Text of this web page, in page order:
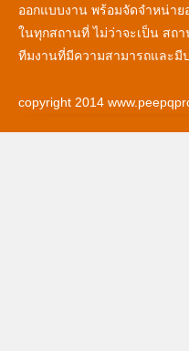
ออกแบบงาน พร้อมจัดจำหน่าย
ในทุกสถานที่ ไม่ว่าจะเป็น สถ
ทีมงานที่มีความสามารถและ
copyright 2014